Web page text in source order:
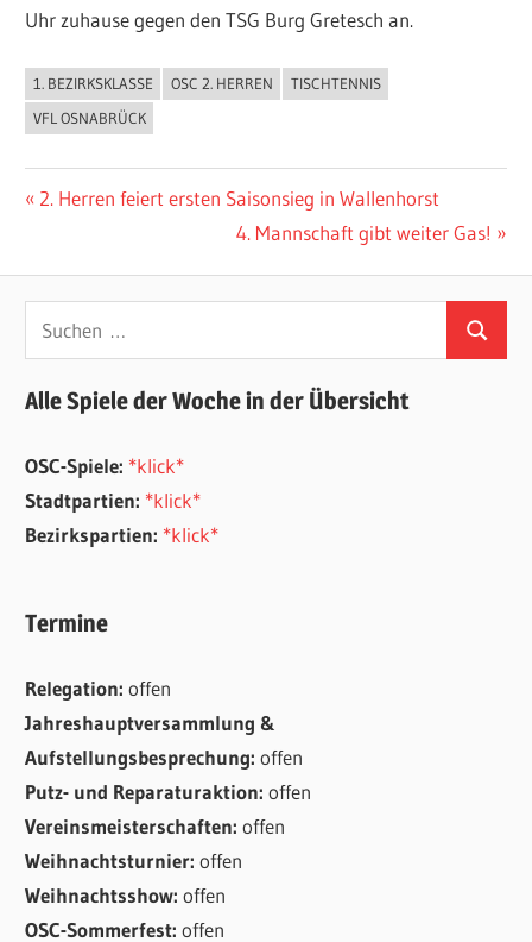
Uhr zuhause gegen den TSG Burg Gretesch an.
ALLGEMEIN
1. BEZIRKSKLASSE OSC 2. HERREN
TISCHTENNIS
VFL OSNABRÜCK
Beitragsnavigation
Vorheriger
2. Herren feiert ersten Saisonsieg in Wallenhorst
Nächster
4. Mannschaft gibt weiter Gas!
Suchen
nach:
Suchen
Alle Spiele der Woche in der Übersicht
OSC-Spiele: *klick*
Stadtpartien: *klick*
Bezirkspartien: *klick*
Termine
Relegation:offen
Jahreshauptversammlung &
Aufstellungsbesprechung:offen
Putz- und Reparaturaktion:offen
Vereinsmeisterschaften:offen
Weihnachtsturnier:offen
Weihnachtsshow:offen
OSC-Sommerfest:offen